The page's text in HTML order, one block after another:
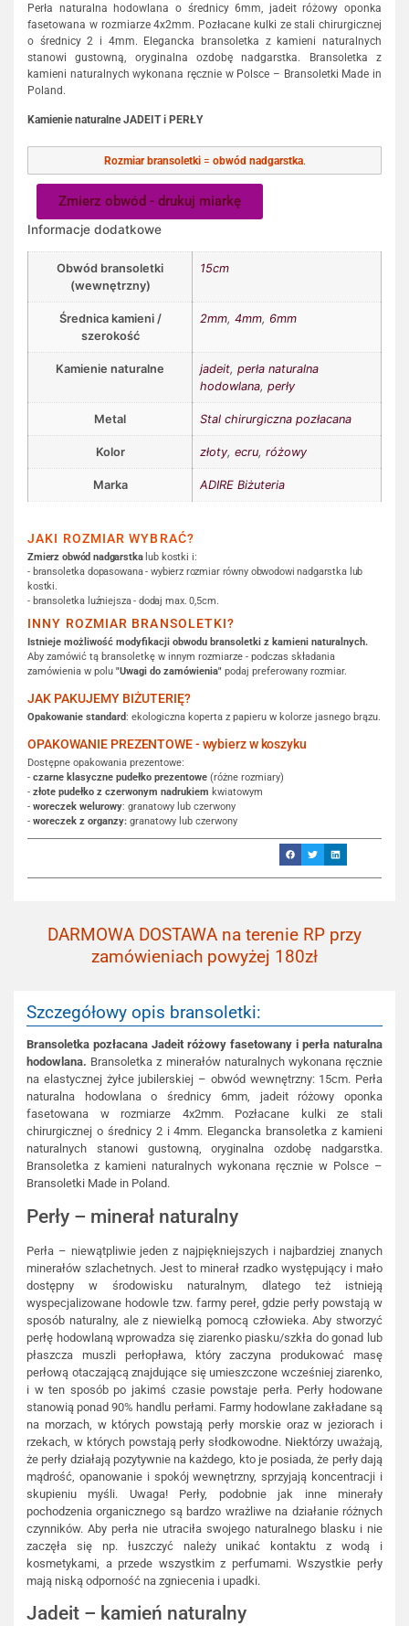
Perła naturalna hodowlana o średnicy 6mm, jadeit różowy oponka
fasetowana w rozmiarze 4x2mm. Pozłacane kulki ze stali chirurgicznej
o średnicy 2 i 4mm. Elegancka bransoletka z kamieni naturalnych
stanowi gustowną, oryginalna ozdobę nadgarstka. Bransoletka z
kamieni naturalnych wykonana ręcznie w Polsce – Bransoletki Made in
Poland.
Kamienie naturalne JADEIT i PERŁY
Rozmiar bransoletki= obwód nadgarstka.
Zmierz obwód - drukuj miarkę
Informacje dodatkowe
Obwód bransoletki
(wewnętrzny)
15cm
Średnica kamieni /
szerokość
2mm, 4mm, 6mm
Kamienie naturalne jadeit, perła naturalna
hodowlana, perły
Metal Stal chirurgiczna pozłacana
Kolor złoty, ecru, różowy
Marka ADIRE Biżuteria
JAKI ROZMIAR WYBRAĆ?
Zmierz obwód nadgarstkalub kostki i:
- bransoletka dopasowana - wybierz rozmiar równy obwodowi nadgarstka lub
kostki.
- bransoletka luźniejsza - dodaj max. 0,5cm.
INNY ROZMIAR BRANSOLETKI?
Istnieje możliwość modyfikacji obwodu bransoletki z kamieni naturalnych.
Aby zamówić tą bransoletkę w innym rozmiarze - podczas składania
zamówienia w polu "Uwagi do zamówienia" podaj preferowany rozmiar.
JAK PAKUJEMY BIŻUTERIĘ?
Opakowanie standard: ekologiczna koperta z papieru w kolorze jasnego brązu.
OPAKOWANIE PREZENTOWE - wybierz w koszyku
Dostępne opakowania prezentowe:
- czarne klasyczne pudełko prezentowe (różne rozmiary)
- złote pudełko z czerwonym nadrukiem kwiatowym
- woreczek welurowy: granatowy lub czerwony
- woreczek z organzy: granatowy lub czerwony
DARMOWA DOSTAWA na terenie RP przy
zamówieniach powyżej 180zł
Szczegółowy opis bransoletki:
Bransoletka pozłacana Jadeit różowy fasetowany i perła naturalna
hodowlana. Bransoletka z minerałów naturalnych wykonana ręcznie
na elastycznej żyłce jubilerskiej – obwód wewnętrzny: 15cm. Perła
naturalna hodowlana o średnicy 6mm, jadeit różowy oponka
fasetowana w rozmiarze 4x2mm. Pozłacane kulki ze stali
chirurgicznej o średnicy 2 i 4mm. Elegancka bransoletka z kamieni
naturalnych stanowi gustowną, oryginalna ozdobę nadgarstka.
Bransoletka z kamieni naturalnych wykonana ręcznie w Polsce –
Bransoletki Made in Poland.
Perły – minerał naturalny
Perła – niewątpliwie jeden z najpiękniejszych i najbardziej znanych
minerałów szlachetnych. Jest to minerał rzadko występujący i mało
dostępny w środowisku naturalnym, dlatego też istnieją
wyspecjalizowane hodowle tzw. farmy pereł, gdzie perły powstają w
sposób naturalny, ale z niewielką pomocą człowieka. Aby stworzyć
perłę hodowlaną wprowadza się ziarenko piasku/szkła do gonad lub
płaszcza muszli perłopława, który zaczyna produkować masę
perłową otaczającą znajdujące się umieszczone wcześniej ziarenko,
i w ten sposób po jakimś czasie powstaje perła. Perły hodowane
stanowią ponad 90% handlu perłami. Farmy hodowlane zakładane są
na morzach, w których powstają perły morskie oraz w jeziorach i
rzekach, w których powstają perły słodkowodne. Niektórzy uważają,
że perły działają pozytywnie na każdego, kto je posiada, że perły dają
mądrość, opanowanie i spokój wewnętrzny, sprzyjają koncentracji i
skupieniu myśli. Uwaga! Perły, podobnie jak inne minerały
pochodzenia organicznego są bardzo wrażliwe na działanie różnych
czynników. Aby perła nie utraciła swojego naturalnego blasku i nie
zaczęła się np. łuszczyć należy unikać kontaktu z wodą i
kosmetykami, a przede wszystkim z perfumami. Wszystkie perły
mają niską odporność na zgniecenia i upadki.
Jadeit – kamień naturalny